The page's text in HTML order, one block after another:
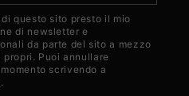
di questo sito presto il mio
di newsletter e
da parte del sito a mezzo
Puoi annullare
scrivendo a
.